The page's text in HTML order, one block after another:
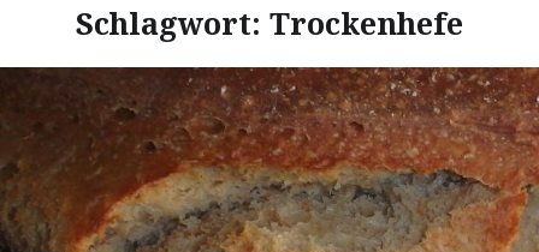
Schlagwort: Trockenhefe